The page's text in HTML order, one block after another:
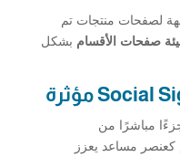
لصفحات منتجات تم
صفحات الأقسام بشكل
مباشرًا من
كعنصر مساعد يعزز